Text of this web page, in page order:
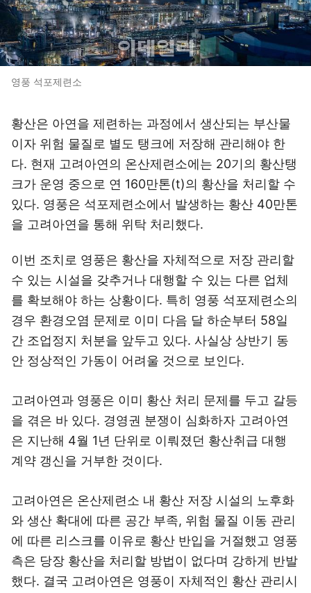
영풍 석포제련소
황산은 아연을 제련하는 과정에서 생산되는 부산물
이자 위험 물질로 별도 탱크에 저장해 관리해야 한
다. 현재 고려아연의 온산제련소에는 20기의 황산탱
크가 운영 중으로 연 160만톤(t)의 황산을 처리할 수
있다. 영풍은 석포제련소에서 발생하는 황산 40만톤
을 고려아연을 통해 위탁 처리했다.
이번 조치로 영풍은 황산을 자체적으로 저장 관리할
수 있는 시설을 갖추거나 대행할 수 있는 다른 업체
를 확보해야 하는 상황이다. 특히 영풍 석포제련소의
경우 환경오염 문제로 이미 다음 달 하순부터 58일
간 조업정지 처분을 앞두고 있다. 사실상 상반기 동
안 정상적인 가동이 어려울 것으로 보인다.
고려아연과 영풍은 이미 황산 처리 문제를 두고 갈등
을 겪은 바 있다. 경영권 분쟁이 심화하자 고려아연
은 지난해 4월 1년 단위로 이뤄졌던 황산취급 대행
계약 갱신을 거부한 것이다.
고려아연은 온산제련소 내 황산 저장 시설의 노후화
와 생산 확대에 따른 공간 부족, 위험 물질 이동 관리
에 따른 리스크를 이유로 황산 반입을 거절했고 영풍
측은 당장 황산을 처리할 방법이 없다며 강하게 반발
했다. 결국 고려아연은 영풍이 자체적인 황산 관리시